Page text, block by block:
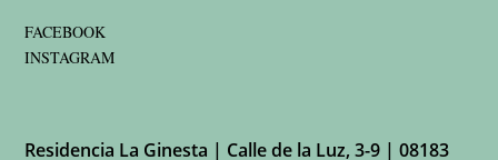
FACEBOOK
INSTAGRAM
Residencia La Ginesta | Calle de la Luz, 3-9 | 08183